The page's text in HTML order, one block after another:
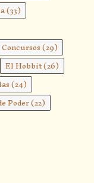
(33)
Concursos(29)
El Hobbit(26)
(24)
Poder(22)